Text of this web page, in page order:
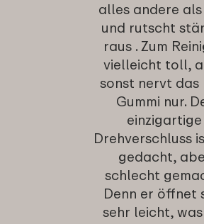
alles andere
und rutscht
raus . Zum
vielleicht toll,
sonst nervt das
Gummi nur.
einzigartige
Drehverschluss
gedacht,
schlecht
Denn er öffnet
sehr leicht,